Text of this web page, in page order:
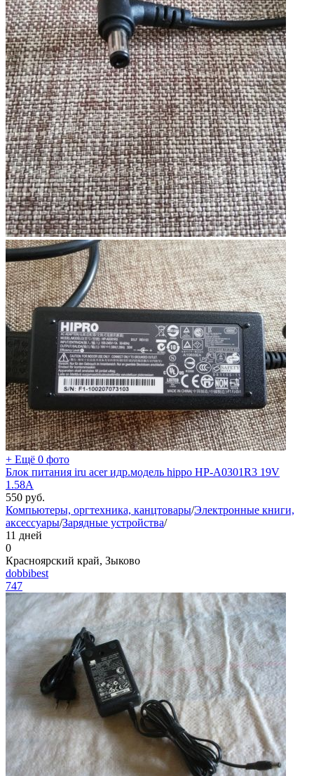
+ Ещё 0 фото
Блок питания iru acer идр.модель hippo HP-A0301R3 19V
1.58A
550 руб.
Компьютеры, оргтехника, канцтовары/Электронные книги,
аксессуары/Зарядные устройства/
11 дней
0
Красноярский край, Зыково
dobbibest
747